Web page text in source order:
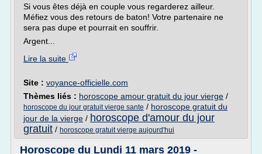
Si vous êtes déjà en couple vous regarderez ailleur.
Méfiez vous des retours de baton! Votre partenaire ne
sera pas dupe et pourrait en souffrir.
Argent...
Lire la suite
Site : voyance-officielle.com
Thèmes liés : horoscope amour gratuit du jour vierge /
horoscope du jour gratuit vierge sante / horoscope gratuit du
jour de la vierge / horoscope d'amour du jour
gratuit / horoscope gratuit vierge aujourd'hui
Horoscope du Lundi 11 mars 2019 -